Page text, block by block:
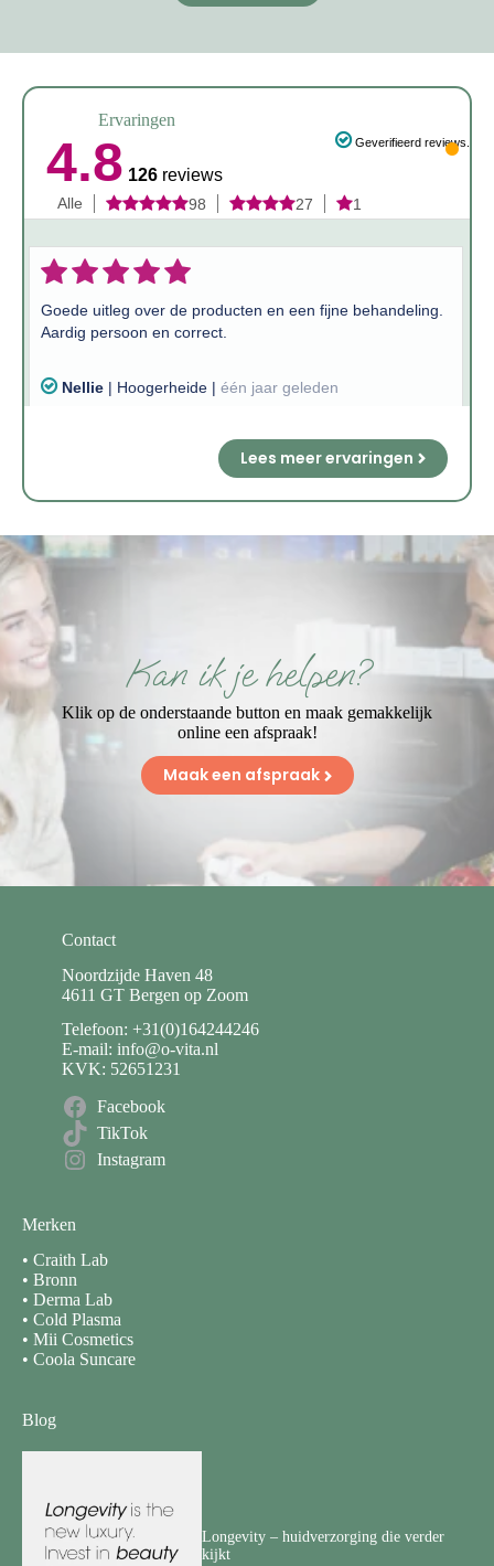
Ervaringen
Lees meer ervaringen
Kan ik je helpen?
Klik op de onderstaande button en maak gemakkelijk
online een afspraak!
Maak een afspraak
Contact
Noordzijde Haven 48
4611 GT Bergen op Zoom
Telefoon: +31(0)164244246
E-mail: info@o-vita.nl
KVK: 52651231
Facebook
TikTok
Instagram
Merken
• Craith Lab
• Bronn
• Derma Lab
• Cold Plasma
• Mii Cosmetics
• Coola Suncare
Blog
Longevity – huidverzorging die verder
kijkt